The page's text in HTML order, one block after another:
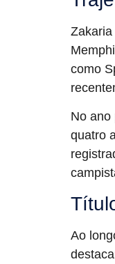
como
No ano
quatro
Ao